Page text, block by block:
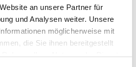
an unsere Partner für
und Analysen weiter. Unsere
möglicherweise mit
die Sie ihnen bereitgestellt
Ihrer Nutzung der Dienste